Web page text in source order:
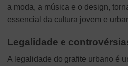
a moda, a música e o design,
essencial da cultura jovem e
Legalidade e
A legalidade do grafite urbano é